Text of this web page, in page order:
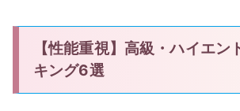
【性能重視】高級・ハイエン
キング6選